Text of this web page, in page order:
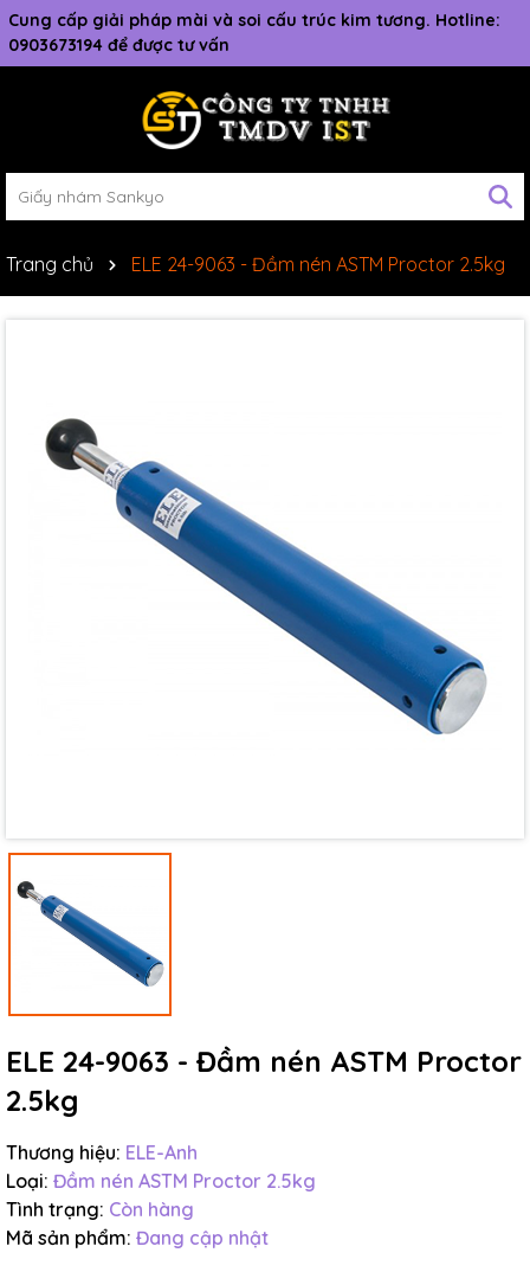
Cung cấp giải pháp mài và soi cấu trúc kim tương. Hotline:
0903673194 để được tư vấn
Trang chủ ELE 24-9063 - Đầm nén ASTM Proctor 2.5kg
ELE 24-9063 - Đầm nén ASTM Proctor
2.5kg
Thương hiệu: ELE-Anh
Loại: Đầm nén ASTM Proctor 2.5kg
Tình trạng: Còn hàng
Mã sản phẩm: Đang cập nhật
Mã giảm giá:
Ngày hết hạn:
Điều kiện: